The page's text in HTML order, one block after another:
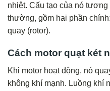
nhiệt. Cấu tạo của nó
thường, gồm hai phần
quay (rotor).
Cách motor quạt két
Khi motor hoạt động, nó
không khí mạnh. Luồng khí